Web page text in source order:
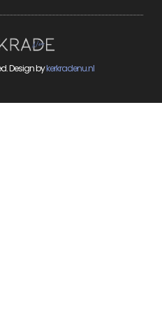
Design bykerkradenu.nl